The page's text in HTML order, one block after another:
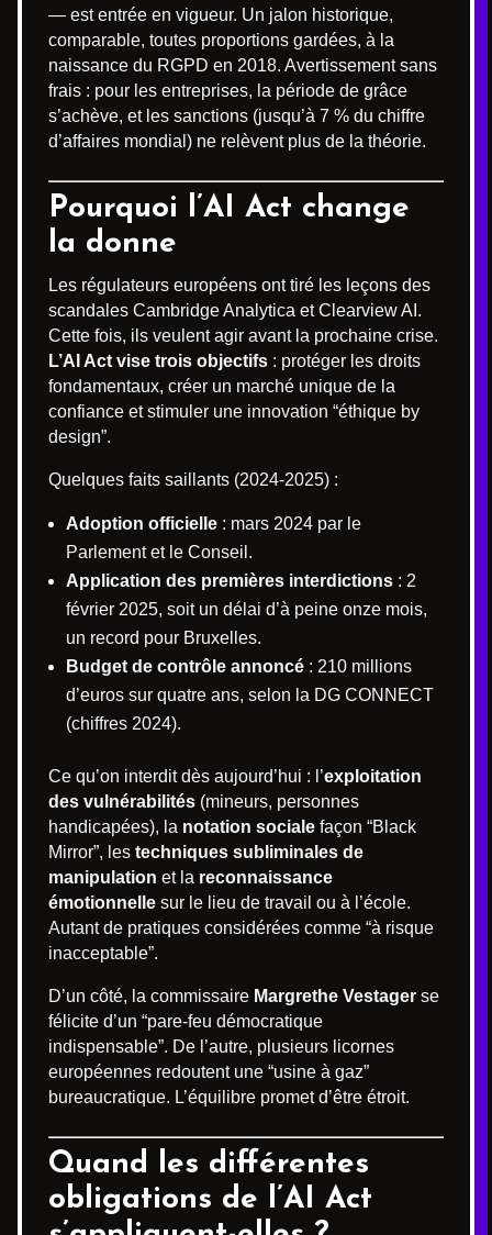
— est entrée en vigueur. Un jalon historique,
comparable, toutes proportions gardées, à la
naissance du RGPD en 2018. Avertissement sans
frais : pour les entreprises, la période de grâce
s’achève, et les sanctions (jusqu’à 7 % du chiffre
d’affaires mondial) ne relèvent plus de la théorie.
Pourquoi l’AI Act change
la donne
Les régulateurs européens ont tiré les leçons des
scandales Cambridge Analytica et Clearview AI.
Cette fois, ils veulent agir avant la prochaine crise.
L’AI Act vise trois objectifs : protéger les droits
fondamentaux, créer un marché unique de la
confiance et stimuler une innovation “éthique by
design”.
Quelques faits saillants (2024-2025) :
Adoption officielle : mars 2024 par le
Parlement et le Conseil.
Application des premières interdictions : 2
février 2025, soit un délai d’à peine onze mois,
un record pour Bruxelles.
Budget de contrôle annoncé : 210 millions
d’euros sur quatre ans, selon la DG CONNECT
(chiffres 2024).
Ce qu’on interdit dès aujourd’hui : l’exploitation
des vulnérabilités (mineurs, personnes
handicapées), la notation sociale façon “Black
Mirror”, les techniques subliminales de
manipulation et la reconnaissance
émotionnelle sur le lieu de travail ou à l’école.
Autant de pratiques considérées comme “à risque
inacceptable”.
D’un côté, la commissaire Margrethe Vestager se
félicite d’un “pare-feu démocratique
indispensable”. De l’autre, plusieurs licornes
européennes redoutent une “usine à gaz”
bureaucratique. L’équilibre promet d’être étroit.
Quand les différentes
obligations de l’AI Act